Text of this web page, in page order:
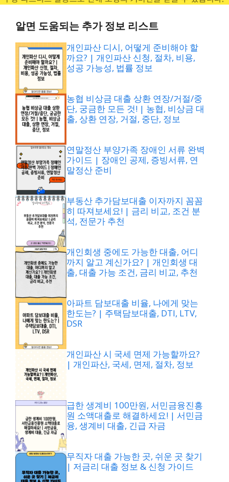
알면 도움되는 추가 정보 리스트
개인파산 디시, 어떻게 준비해야 할
까요? | 개인파산 신청, 절차, 비용,
성공 가능성, 법률 정보
농협 비상금 대출 상환 연장/거절/중
단, 궁금한 모든 것! | 농협, 비상금 대
출, 상환 연장, 거절, 중단, 정보
연말정산 부양가족 장애인 서류 완벽
가이드 | 장애인 공제, 증빙서류, 연
말정산 준비
부동산 추가담보대출 이자까지 꼼꼼
히 따져보세요! | 금리 비교, 조건 분
석, 전문가 추천
개인회생 중에도 가능한 대출, 어디
까지 알고 계신가요? | 개인회생 대
출, 대출 가능 조건, 금리 비교, 추천
아파트 담보대출 비율, 나에게 맞는
한도는? | 주택담보대출, DTI, LTV,
DSR
개인파산 시 국세 면제 가능할까요?
| 개인파산, 국세, 면제, 절차, 정보
급한 생계비 100만원, 서민금융진흥
원 소액대출로 해결하세요! | 서민금
융, 생계비 대출, 긴급 자금
무직자 대출 가능한 곳, 쉬운 곳 찾기
| 저금리 대출 정보 & 신청 가이드